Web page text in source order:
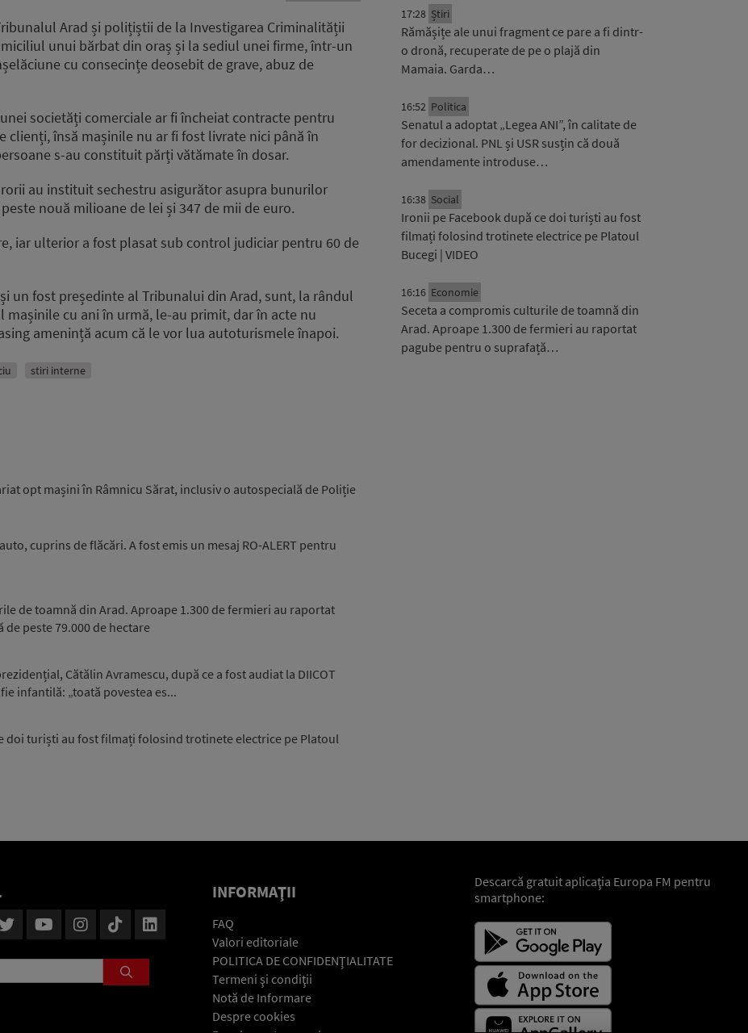
increase
or
Arad și polițiștii de la Investigarea Criminalității
unui bărbat din oraș și la sediul unei firme, într-un
cu consecințe deosebit de grave, abuz de
societăți comerciale ar fi încheiat contracte pentru
clienți, însă mașinile nu ar fi fost livrate nici până în
s-au constituit părți vătămate în dosar.
au instituit sechestru asigurător asupra bunurilor
nouă milioane de lei și 347 de mii de euro.
iar ulterior a fost plasat sub control judiciar pentru 60 de
un fost președinte al Tribunalui din Arad, sunt, la rândul
cu ani în urmă, le-au primit, dar în acte nu
amenință acum că le vor lua autoturismele înapoi.
stiri interne
opt mașini în Râmnicu Sărat, inclusiv o autospecială de Poliție
cuprins de flăcări. A fost emis un mesaj RO-ALERT pentru
de toamnă din Arad. Aproape 1.300 de fermieri au raportat
peste 79.000 de hectare
Cătălin Avramescu, după ce a fost audiat la DIICOT
infantilă: „toată povestea es...
doi turiști au fost filmați folosind trotinete electrice pe Platoul
17:28 Știri
Rămășițe ale unui fragment ce pare a fi dintr-
o dronă, recuperate de pe o plajă din
Mamaia. Garda…
16:52 Politica
Senatul a adoptat „Legea ANI”, în calitate de
for decizional. PNL și USR susțin că două
amendamente introduse…
16:38 Social
Ironii pe Facebook după ce doi turiști au fost
filmați folosind trotinete electrice pe Platoul
Bucegi | VIDEO
16:16 Economie
Seceta a compromis culturile de toamnă din
Arad. Aproape 1.300 de fermieri au raportat
pagube pentru o suprafață…
INFORMAŢII
FAQ
Valori editoriale
POLITICA DE CONFIDENŢIALITATE
Termeni şi condiţii
Notă de Informare
Despre cookies
Descarcă gratuit aplicaţia Europa FM pentru
smartphone: